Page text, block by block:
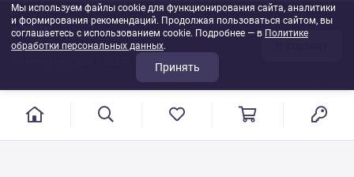
178 ₽
1шт
Мы используем файлы cookie для функционирования сайта, аналитики
и формирования рекомендаций. Продолжая пользоваться сайтом, вы
соглашаетесь с использованием cookie. Подробнее — в Политике
обработки персональных данных.
Принять